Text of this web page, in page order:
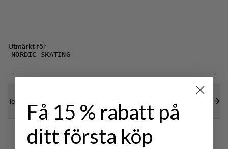
Utmärkt för
NORDIC SKATING
Tekniska specifikationer
Få 15 % rabatt på
ditt första köp